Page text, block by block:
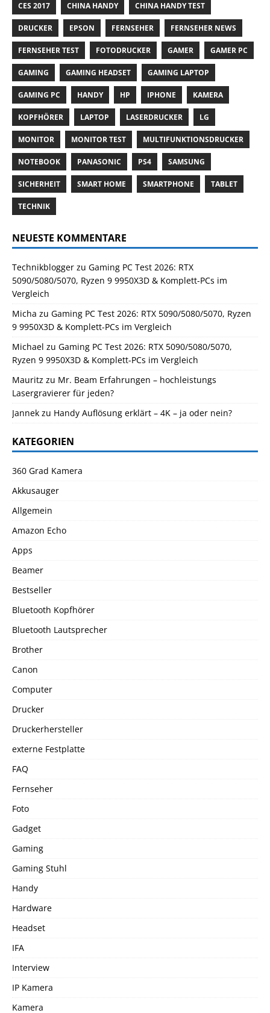
CES 2017 CHINA HANDY CHINA HANDY TEST
DRUCKER EPSON FERNSEHER FERNSEHER NEWS
FERNSEHER TEST FOTODRUCKER GAMER GAMER PC
GAMING GAMING HEADSET GAMING LAPTOP
GAMING PC HANDY HP IPHONE KAMERA
KOPFHÖRER LAPTOP LASERDRUCKER LG
MONITOR MONITOR TEST MULTIFUNKTIONSDRUCKER
NOTEBOOK PANASONIC PS4 SAMSUNG
SICHERHEIT SMART HOME SMARTPHONE TABLET
TECHNIK
NEUESTE KOMMENTARE
Technikblogger zu Gaming PC Test 2026: RTX
5090/5080/5070, Ryzen 9 9950X3D & Komplett-PCs im
Vergleich
Micha zu Gaming PC Test 2026: RTX 5090/5080/5070, Ryzen
9 9950X3D & Komplett-PCs im Vergleich
Michael zu Gaming PC Test 2026: RTX 5090/5080/5070,
Ryzen 9 9950X3D & Komplett-PCs im Vergleich
Mauritz zu Mr. Beam Erfahrungen – hochleistungs
Lasergravierer für jeden?
Jannek zu Handy Auflösung erklärt – 4K – ja oder nein?
KATEGORIEN
360 Grad Kamera
Akkusauger
Allgemein
Amazon Echo
Apps
Beamer
Bestseller
Bluetooth Kopfhörer
Bluetooth Lautsprecher
Brother
Canon
Computer
Drucker
Druckerhersteller
externe Festplatte
FAQ
Fernseher
Foto
Gadget
Gaming
Gaming Stuhl
Handy
Hardware
Headset
IFA
Interview
IP Kamera
Kamera